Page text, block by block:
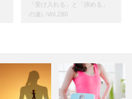
「受け入れる」と「諦める」
の違いVol.280